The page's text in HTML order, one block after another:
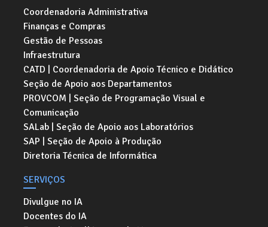
Coordenadoria Administrativa
Finanças e Compras
Gestão de Pessoas
Infraestrutura
CATD | Coordenadoria de Apoio Técnico e Didático
Seção de Apoio aos Departamentos
PROVCOM | Seção de Programação Visual e
Comunicação
SALab | Seção de Apoio aos Laboratórios
SAP | Seção de Apoio à Produção
Diretoria Técnica de Informática
SERVIÇOS
Divulgue no IA
Docentes do IA